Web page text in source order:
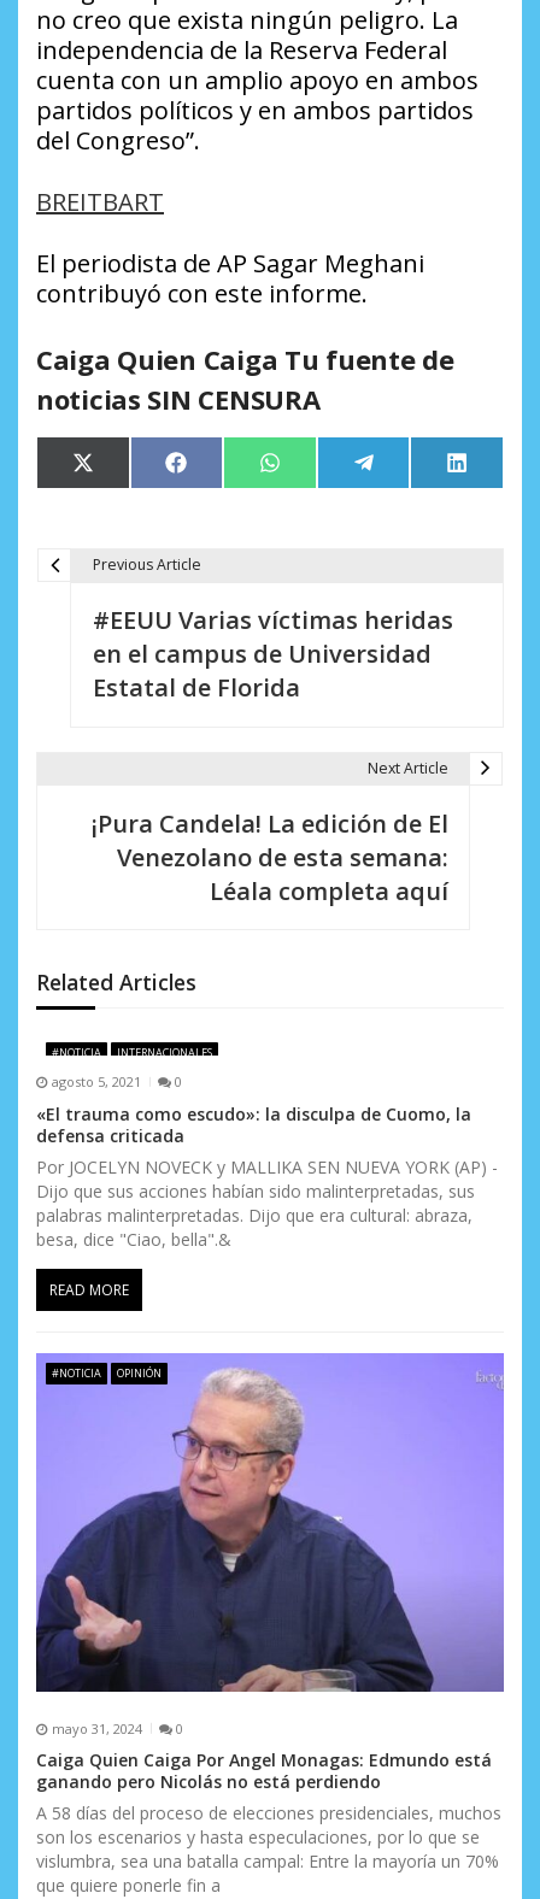
no creo que exista ningún peligro. La
independencia de la Reserva Federal
cuenta con un amplio apoyo en ambos
partidos políticos y en ambos partidos
del Congreso”.
BREITBART
El periodista de AP Sagar Meghani
contribuyó con este informe.
Caiga Quien Caiga Tu fuente de
noticias SIN CENSURA
Compartir
en
X
(Twitter)
Compartir
en
Facebook Compartir
en
WhatsApp Compartir
en
Telegram
en
LinkedIn
n
d
e
e
n
t
r
a
d
a
Previous Article
#EEUU Varias víctimas heridas
en el campus de Universidad
Estatal de Florida
Next Article
¡Pura Candela! La edición de El
Venezolano de esta semana:
Léala completa aquí
Related Articles
#NOTICIA INTERNACIONALES
agosto 5, 2021 0
«El trauma como escudo»: la disculpa de Cuomo, la
defensa criticada
Por JOCELYN NOVECK y MALLIKA SEN NUEVA YORK (AP) -
Dijo que sus acciones habían sido malinterpretadas, sus
palabras malinterpretadas. Dijo que era cultural: abraza,
besa, dice "Ciao, bella".&
READ MORE
#NOTICIA OPINIÓN
mayo 31, 2024 0
Caiga Quien Caiga Por Angel Monagas: Edmundo está
ganando pero Nicolás no está perdiendo
A 58 días del proceso de elecciones presidenciales, muchos
son los escenarios y hasta especulaciones, por lo que se
vislumbra, sea una batalla campal: Entre la mayoría un 70%
que quiere ponerle fin a